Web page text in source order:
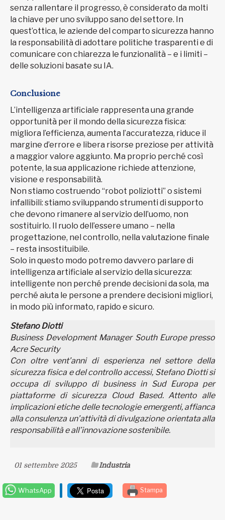
senza rallentare il progresso, è considerato da molti
la chiave per uno sviluppo sano del settore. In
quest’ottica, le aziende del comparto sicurezza hanno
la responsabilità di adottare politiche trasparenti e di
comunicare con chiarezza le funzionalità – e i limiti –
delle soluzioni basate su IA.
Conclusione
L’intelligenza artificiale rappresenta una grande
opportunità per il mondo della sicurezza fisica:
migliora l’efficienza, aumenta l’accuratezza, riduce il
margine d’errore e libera risorse preziose per attività
a maggior valore aggiunto. Ma proprio perché così
potente, la sua applicazione richiede attenzione,
visione e responsabilità.
Non stiamo costruendo “robot poliziotti” o sistemi
infallibili: stiamo sviluppando strumenti di supporto
che devono rimanere al servizio dell’uomo, non
sostituirlo. Il ruolo dell’essere umano – nella
progettazione, nel controllo, nella valutazione finale
– resta insostituibile.
Solo in questo modo potremo davvero parlare di
intelligenza artificiale al servizio della sicurezza:
intelligente non perché prende decisioni da sola, ma
perché aiuta le persone a prendere decisioni migliori,
in modo più informato, rapido e sicuro.
Stefano Diotti
Business Development Manager South Europe presso
Acre Security
Con oltre vent’anni di esperienza nel settore della
sicurezza fisica e del controllo accessi, Stefano Diotti si
occupa di sviluppo di business in Sud Europa per
piattaforme di sicurezza Cloud Based. Attento alle
implicazioni etiche delle tecnologie emergenti, affianca
alla consulenza un’attività di divulgazione orientata alla
responsabilità e all’innovazione sostenibile.
01 settembre 2025 Industria
WhatsApp Stampa